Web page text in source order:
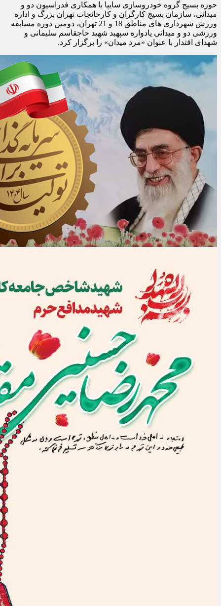
حوزه بسیج گروه خودروسازی سایپا با همکاری فدراسیون دو و
میدانی، سازمان بسیج کارگران و کارخانجات تهران بزرگ و اداره
ورزش شهرداری های مناطق 18 و 21 تهران، دومین دوره مسابقه
ورزشی دو و میدانی یادواره سپهبد شهید حاجقاسم سلیمانی و
شهدای اقتدار با عنوان «مرد میدان» را برگزار کرد.